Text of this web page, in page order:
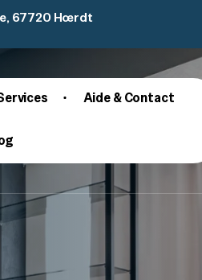
67720 Hœrdt
Aide & Contact